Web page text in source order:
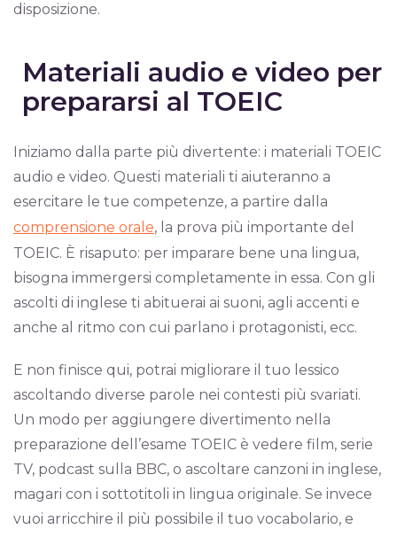
disposizione.
Materiali audio e video per
prepararsi al TOEIC
Iniziamo dalla parte più divertente: i materiali TOEIC
audio e video. Questi materiali ti aiuteranno a
esercitare le tue competenze, a partire dalla
comprensione orale, la prova più importante del
TOEIC. È risaputo: per imparare bene una lingua,
bisogna immergersi completamente in essa. Con gli
ascolti di inglese ti abituerai ai suoni, agli accenti e
anche al ritmo con cui parlano i protagonisti, ecc.
E non finisce qui, potrai migliorare il tuo lessico
ascoltando diverse parole nei contesti più svariati.
Un modo per aggiungere divertimento nella
preparazione dell’esame TOEIC è vedere film, serie
TV, podcast sulla BBC, o ascoltare canzoni in inglese,
magari con i sottotitoli in lingua originale. Se invece
vuoi arricchire il più possibile il tuo vocabolario, e